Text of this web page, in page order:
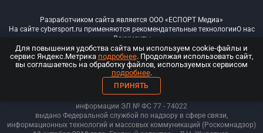
Разработчиком сайта является ООО «ЕСПОРТ Медиа»
На сайте cybersport.ru применяются рекомендательные технологииО нас
Документы
© ООО «Киберспорт.ру» — Все права защищены
18+
ООО «Киберспорт.ру». Свидетельство о регистрации средств массовой
информации ЭЛ № ФС 77 - 74022
выдано Федеральной службой по надзору в сфере связи,
информационных технологий и массовых коммуникаций (Роскомнадзор)
Для повышения удобства сайта мы используем cookie-файлы и
сервис Яндекс.Метрика подробнее. Продолжая использовать сайт,
вы соглашаетесь на обработку файлов, используемых сервисом
подробнее.
ПРИНЯТЬ